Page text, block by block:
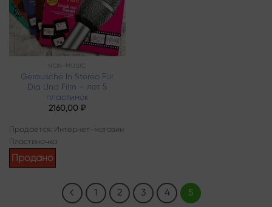
NON-MUSIC
Geräusche In Stereo Für
Dia Und Film – лот 5
пластинок
2160,00₽
Продается: Интернет-магазин
Пластиночка
Продано
1 2 3 4 5